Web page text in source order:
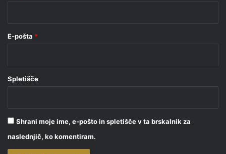
E-pošta *
Spletišče
Shrani moje ime, e-pošto in spletišče v ta brskalnik za
naslednjič, ko komentiram.